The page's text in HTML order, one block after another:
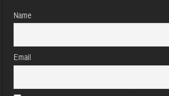
Name
Email